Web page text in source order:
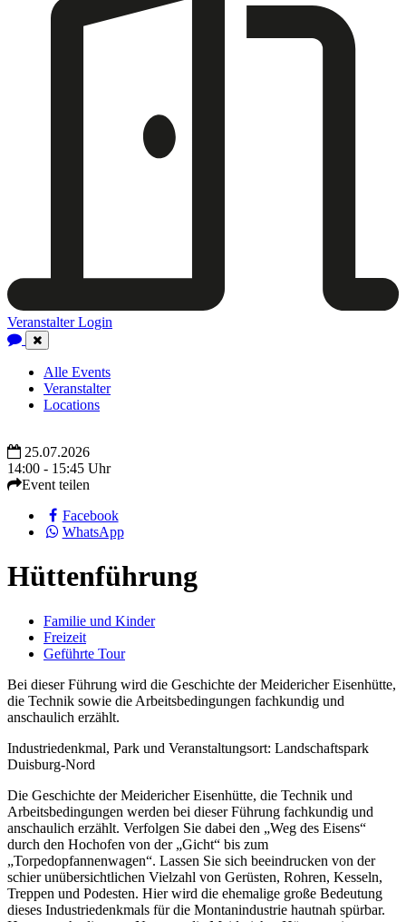
Veranstalter Login
Close
Navigation
Alle Events
Veranstalter
Locations
25.07.2026
14:00 - 15:45 Uhr
Event teilen
Facebook
WhatsApp
Hüttenführung
Familie und Kinder
Freizeit
Geführte Tour
Bei dieser Führung wird die Geschichte der Meidericher Eisenhütte,
die Technik sowie die Arbeitsbedingungen fachkundig und
anschaulich erzählt.
Industriedenkmal, Park und Veranstaltungsort: Landschaftspark
Duisburg-Nord
Die Geschichte der Meidericher Eisenhütte, die Technik und
Arbeitsbedingungen werden bei dieser Führung fachkundig und
anschaulich erzählt. Verfolgen Sie dabei den „Weg des Eisens“
durch den Hochofen von der „Gicht“ bis zum
„Torpedopfannenwagen“. Lassen Sie sich beeindrucken von der
schier unübersichtlichen Vielzahl von Gerüsten, Rohren, Kesseln,
Treppen und Podesten. Hier wird die ehemalige große Bedeutung
dieses Industriedenkmals für die Montanindustrie hautnah spürbar.